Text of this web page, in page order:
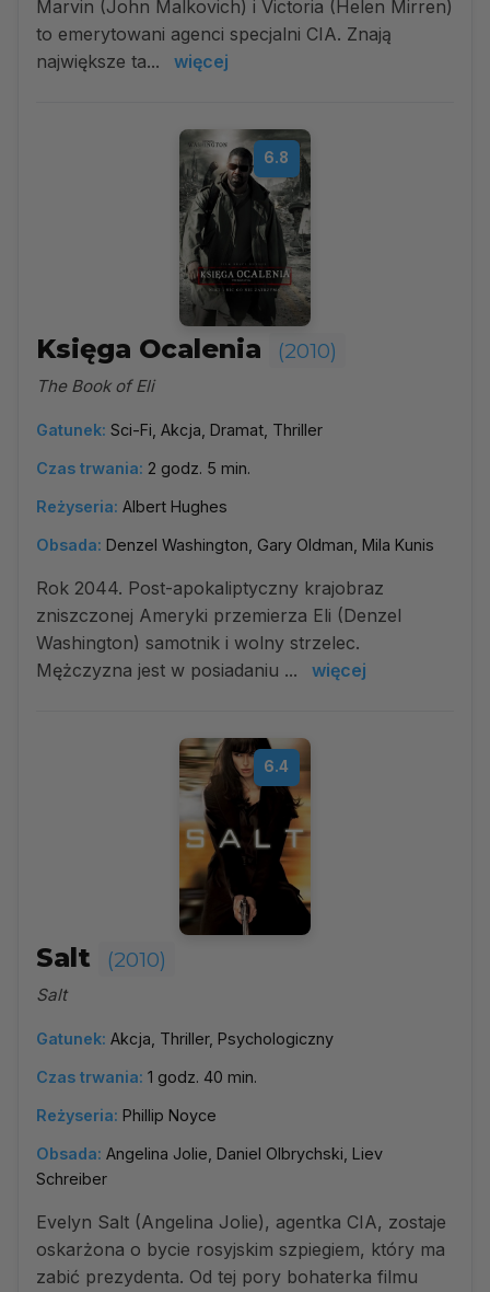
Marvin (John Malkovich) i Victoria (Helen Mirren)
to emerytowani agenci specjalni CIA. Znają
największe ta...
więcej
6.8
Księga Ocalenia (2010)
The Book of Eli
Gatunek: Sci-Fi, Akcja, Dramat, Thriller
Czas trwania: 2 godz. 5 min.
Reżyseria: Albert Hughes
Obsada: Denzel Washington, Gary Oldman, Mila Kunis
Rok 2044. Post-apokaliptyczny krajobraz
zniszczonej Ameryki przemierza Eli (Denzel
Washington) samotnik i wolny strzelec.
Mężczyzna jest w posiadaniu ...
więcej
6.4
Salt (2010)
Salt
Gatunek: Akcja, Thriller, Psychologiczny
Czas trwania: 1 godz. 40 min.
Reżyseria: Phillip Noyce
Obsada: Angelina Jolie, Daniel Olbrychski, Liev
Schreiber
Evelyn Salt (Angelina Jolie), agentka CIA, zostaje
oskarżona o bycie rosyjskim szpiegiem, który ma
zabić prezydenta. Od tej pory bohaterka filmu